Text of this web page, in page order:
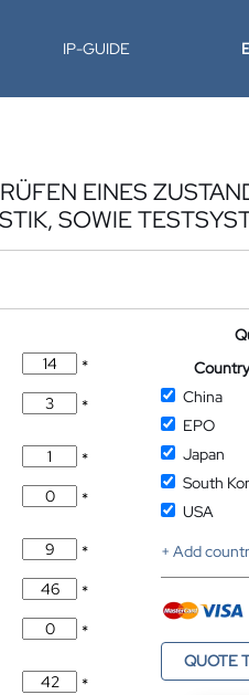
IP-GUIDE
EINES
SOWIE
*
*
*
*
*
*
*
*
Country
China
EPO
Japan
South
USA
+ Add
QUOTE